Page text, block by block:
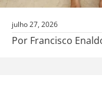
julho 27, 2026
Por Francisco